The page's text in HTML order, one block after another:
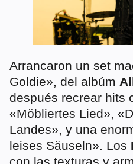
Arrancaron un set
Goldie», del albúm
después recrear hits
«Möbliertes Lied»,
Landes», y una
leises Säuseln». Los
con las texturas y